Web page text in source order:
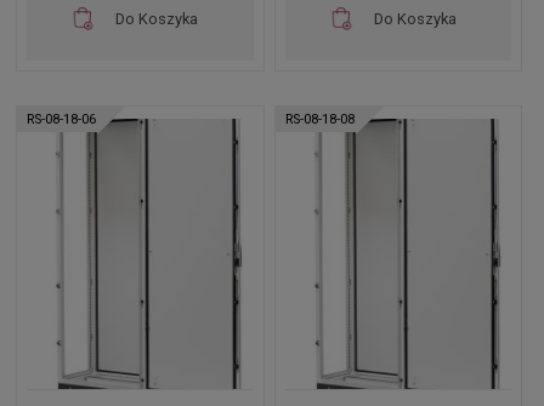
Do Koszyka Do Koszyka
RS-08-18-06 RS-08-18-08